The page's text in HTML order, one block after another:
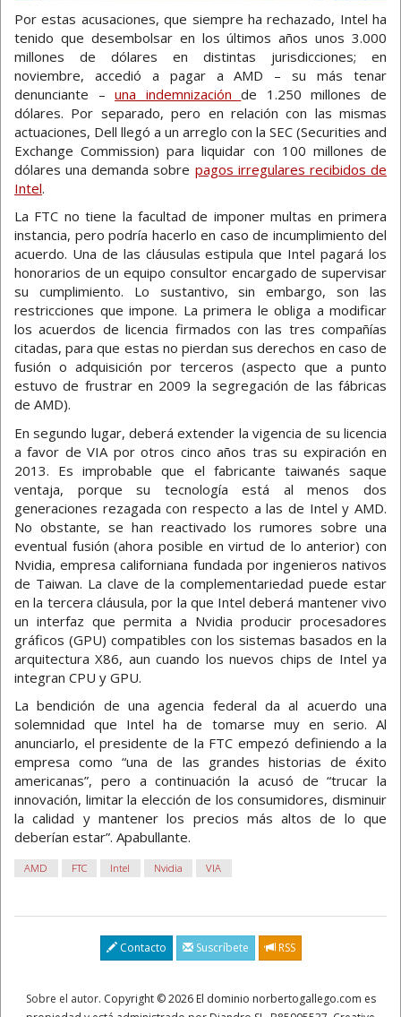
Por estas acusaciones, que siempre ha rechazado, Intel ha
tenido que desembolsar en los últimos años unos 3.000
millones de dólares en distintas jurisdicciones; en
noviembre, accedió a pagar a AMD – su más tenar
denunciante –una indemnizaciónde 1.250 millones de
dólares. Por separado, pero en relación con las mismas
actuaciones, Dell llegó a un arreglo con la SEC (Securities and
Exchange Commission) para liquidar con 100 millones de
dólares una demanda sobre pagos irregulares recibidos de
Intel.
La FTC no tiene la facultad de imponer multas en primera
instancia, pero podría hacerlo en caso de incumplimiento del
acuerdo. Una de las cláusulas estipula que Intel pagará los
honorarios de un equipo consultor encargado de supervisar
su cumplimiento. Lo sustantivo, sin embargo, son las
restricciones que impone. La primera le obliga a modificar
los acuerdos de licencia firmados con las tres compañías
citadas, para que estas no pierdan sus derechos en caso de
fusión o adquisición por terceros (aspecto que a punto
estuvo de frustrar en 2009 la segregación de las fábricas
de AMD).
En segundo lugar, deberá extender la vigencia de su licencia
a favor de VIA por otros cinco años tras su expiración en
2013. Es improbable que el fabricante taiwanés saque
ventaja, porque su tecnología está al menos dos
generaciones rezagada con respecto a las de Intel y AMD.
No obstante, se han reactivado los rumores sobre una
eventual fusión (ahora posible en virtud de lo anterior) con
Nvidia, empresa californiana fundada por ingenieros nativos
de Taiwan. La clave de la complementariedad puede estar
en la tercera cláusula, por la que Intel deberá mantener vivo
un interfaz que permita a Nvidia producir procesadores
gráficos (GPU) compatibles con los sistemas basados en la
arquitectura X86, aun cuando los nuevos chips de Intel ya
integran CPU y GPU.
La bendición de una agencia federal da al acuerdo una
solemnidad que Intel ha de tomarse muy en serio. Al
anunciarlo, el presidente de la FTC empezó definiendo a la
empresa como “una de las grandes historias de éxito
americanas”, pero a continuación la acusó de “trucar la
innovación, limitar la elección de los consumidores, disminuir
la calidad y mantener los precios más altos de lo que
deberían estar”. Apabullante.
AMD FTC Intel Nvidia VIA
Contacto Suscríbete RSS
Sobre el autor. Copyright © 2026 El dominio norbertogallego.com es